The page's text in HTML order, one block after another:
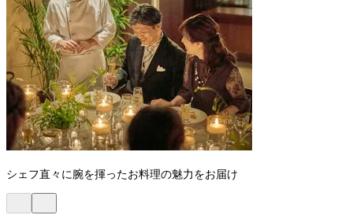
シェフ直々に腕を揮ったお料理の魅力をお届け